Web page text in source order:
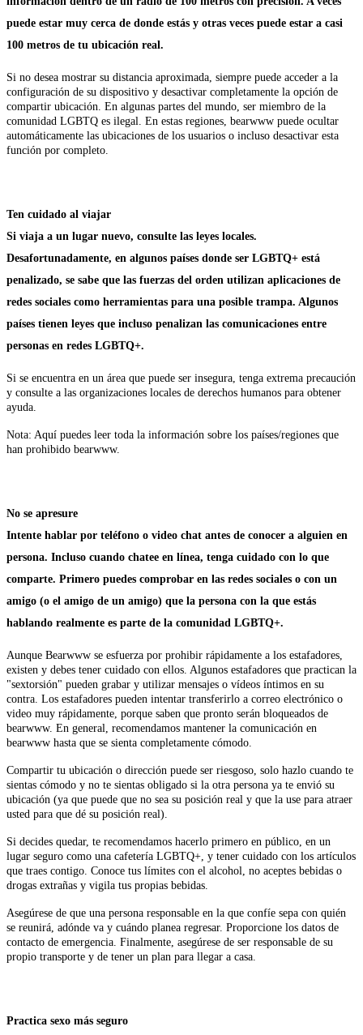
puede estar muy cerca de donde estás y otras veces puede estar a casi
100 metros de tu ubicación real.
Si no desea mostrar su distancia aproximada, siempre puede acceder a la
configuración de su dispositivo y desactivar completamente la opción de
compartir ubicación. En algunas partes del mundo, ser miembro de la
comunidad LGBTQ es ilegal. En estas regiones, bearwww puede ocultar
automáticamente las ubicaciones de los usuarios o incluso desactivar esta
función por completo.
Ten cuidado al viajar
Si viaja a un lugar nuevo, consulte las leyes locales.
Desafortunadamente, en algunos países donde ser LGBTQ+ está
penalizado, se sabe que las fuerzas del orden utilizan aplicaciones de
redes sociales como herramientas para una posible trampa. Algunos
países tienen leyes que incluso penalizan las comunicaciones entre
personas en redes LGBTQ+.
Si se encuentra en un área que puede ser insegura, tenga extrema precaución
y consulte a las organizaciones locales de derechos humanos para obtener
ayuda.
Nota: Aquí puedes leer toda la información sobre los países/regiones que
han prohibido bearwww.
No se apresure
Intente hablar por teléfono o video chat antes de conocer a alguien en
persona. Incluso cuando chatee en línea, tenga cuidado con lo que
comparte. Primero puedes comprobar en las redes sociales o con un
amigo (o el amigo de un amigo) que la persona con la que estás
hablando realmente es parte de la comunidad LGBTQ+.
Aunque Bearwww se esfuerza por prohibir rápidamente a los estafadores,
existen y debes tener cuidado con ellos. Algunos estafadores que practican la
"sextorsión" pueden grabar y utilizar mensajes o vídeos íntimos en su
contra. Los estafadores pueden intentar transferirlo a correo electrónico o
video muy rápidamente, porque saben que pronto serán bloqueados de
bearwww. En general, recomendamos mantener la comunicación en
bearwww hasta que se sienta completamente cómodo.
Compartir tu ubicación o dirección puede ser riesgoso, solo hazlo cuando te
sientas cómodo y no te sientas obligado si la otra persona ya te envió su
ubicación (ya que puede que no sea su posición real y que la use para atraer
usted para que dé su posición real).
Si decides quedar, te recomendamos hacerlo primero en público, en un
lugar seguro como una cafetería LGBTQ+, y tener cuidado con los artículos
que traes contigo. Conoce tus límites con el alcohol, no aceptes bebidas o
drogas extrañas y vigila tus propias bebidas.
Asegúrese de que una persona responsable en la que confíe sepa con quién
se reunirá, adónde va y cuándo planea regresar. Proporcione los datos de
contacto de emergencia. Finalmente, asegúrese de ser responsable de su
propio transporte y de tener un plan para llegar a casa.
Practica sexo más seguro